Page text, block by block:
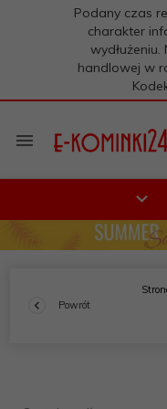
Podany czas
charakter
handlowej w
Powrót